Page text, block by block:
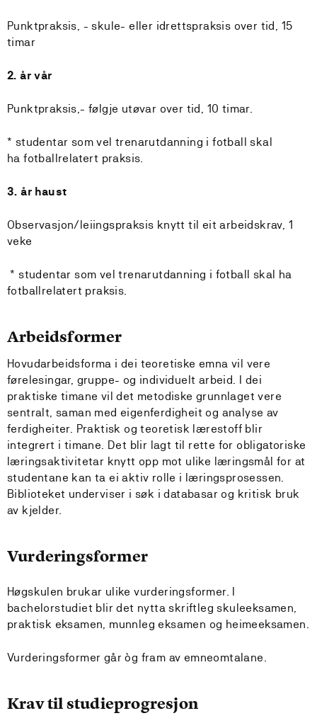
Punktpraksis, - skule- eller idrettspraksis over tid, 15
timar
2. år vår
Punktpraksis,- følgje utøvar over tid, 10 timar.
* studentar som vel trenarutdanning i fotball skal
ha fotballrelatert praksis.
3. år haust
Observasjon/leiingspraksis knytt til eit arbeidskrav, 1
veke
* studentar som vel trenarutdanning i fotball skal ha
fotballrelatert praksis.
Arbeidsformer
Hovudarbeidsforma i dei teoretiske emna vil vere
førelesingar, gruppe- og individuelt arbeid. I dei
praktiske timane vil det metodiske grunnlaget vere
sentralt, saman med eigenferdigheit og analyse av
ferdigheiter. Praktisk og teoretisk lærestoff blir
integrert i timane. Det blir lagt til rette for obligatoriske
læringsaktivitetar knytt opp mot ulike læringsmål for at
studentane kan ta ei aktiv rolle i læringsprosessen.
Biblioteket underviser i søk i databasar og kritisk bruk
av kjelder.
Vurderingsformer
Høgskulen brukar ulike vurderingsformer. I
bachelorstudiet blir det nytta skriftleg skuleeksamen,
praktisk eksamen, munnleg eksamen og heimeeksamen.
Vurderingsformer går òg fram av emneomtalane.
Krav til studieprogresjon